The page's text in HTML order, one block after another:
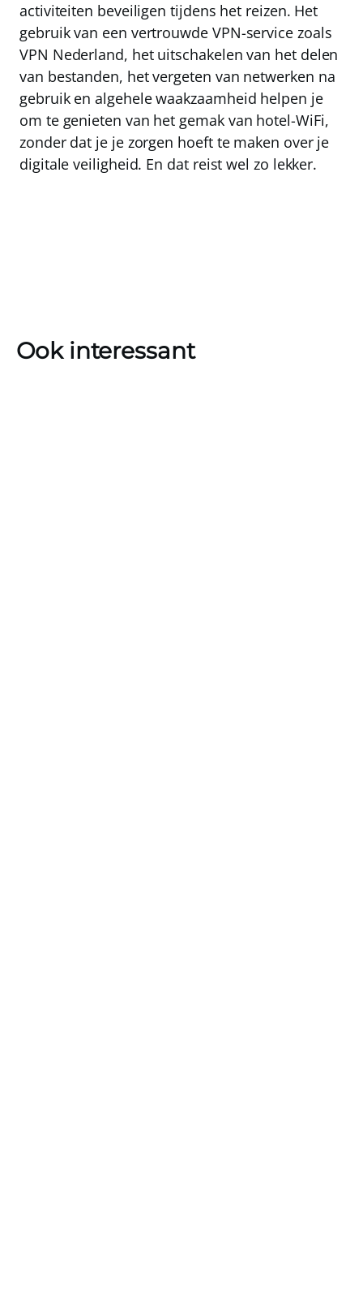
activiteiten beveiligen tijdens het reizen. Het
gebruik van een vertrouwde VPN-service zoals
VPN Nederland, het uitschakelen van het delen
van bestanden, het vergeten van netwerken na
gebruik en algehele waakzaamheid helpen je
om te genieten van het gemak van hotel-WiFi,
zonder dat je je zorgen hoeft te maken over je
digitale veiligheid. En dat reist wel zo lekker.
Ook interessant